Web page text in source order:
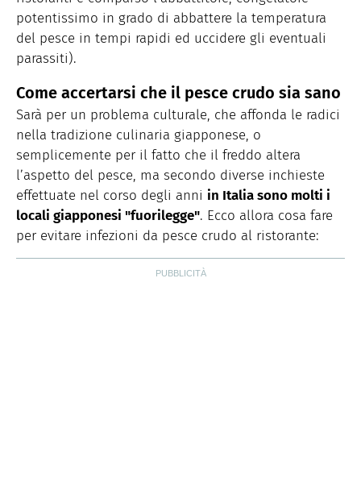
potentissimo in grado di abbattere la temperatura
del pesce in tempi rapidi ed uccidere gli eventuali
parassiti).
Come accertarsi che il pesce crudo sia sano
Sarà per un problema culturale, che affonda le radici
nella tradizione culinaria giapponese, o
semplicemente per il fatto che il freddo altera
l’aspetto del pesce, ma secondo diverse inchieste
effettuate nel corso degli anni in Italia sono molti i
locali giapponesi "fuorilegge". Ecco allora cosa fare
per evitare infezioni da pesce crudo al ristorante: